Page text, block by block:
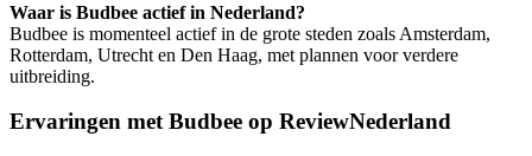
Waar is Budbee actief in Nederland?
Budbee is momenteel actief in de grote steden zoals Amsterdam,
Rotterdam, Utrecht en Den Haag, met plannen voor verdere
uitbreiding.
Ervaringen met Budbee op ReviewNederland